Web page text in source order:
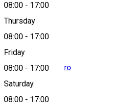
08:00 - 17:00
Thursday
08:00 - 17:00
Friday
08:00 - 17:00
Saturday
08:00 - 17:00
office@stelaprod.ro